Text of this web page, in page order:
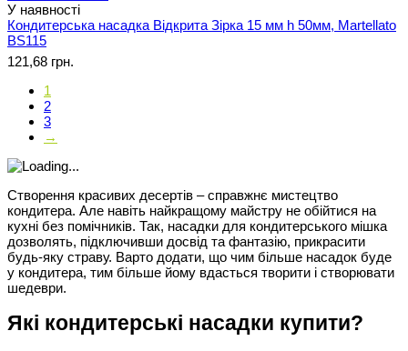
У наявності
Кондитерська насадка Відкрита Зірка 15 мм h 50мм, Martellato
BS115
121,68 грн.
1
2
3
→
Створення красивих десертів – справжнє мистецтво
кондитера. Але навіть найкращому майстру не обійтися на
кухні без помічників. Так, насадки для кондитерського мішка
дозволять, підключивши досвід та фантазію, прикрасити
будь-яку страву. Варто додати, що чим більше насадок буде
у кондитера, тим більше йому вдасться творити і створювати
шедеври.
Які кондитерські насадки купити?